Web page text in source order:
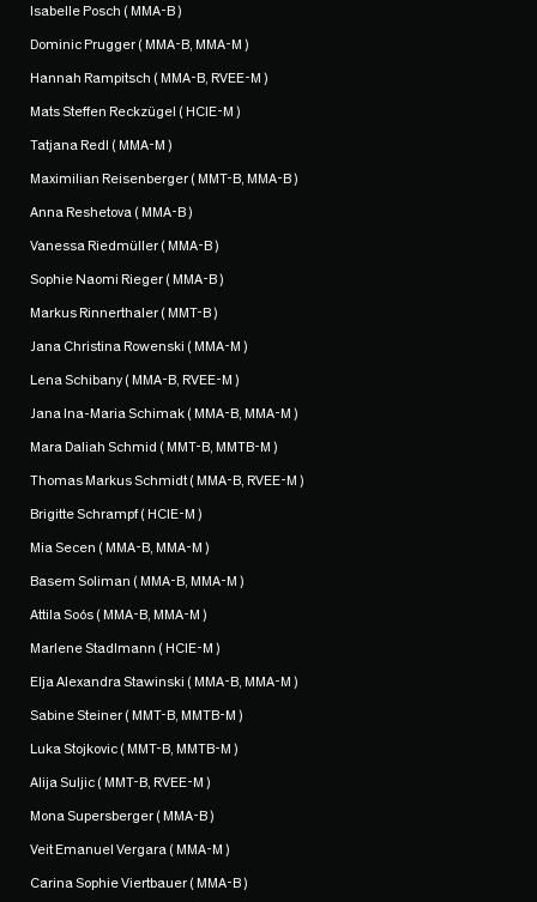
Isabelle Posch ( MMA-B )
Dominic Prugger ( MMA-B, MMA-M )
Hannah Rampitsch ( MMA-B, RVEE-M )
Mats Steffen Reckzügel ( HCIE-M )
Tatjana Redl ( MMA-M )
Maximilian Reisenberger ( MMT-B, MMA-B )
Anna Reshetova ( MMA-B )
Vanessa Riedmüller ( MMA-B )
Sophie Naomi Rieger ( MMA-B )
Markus Rinnerthaler ( MMT-B )
Jana Christina Rowenski ( MMA-M )
Lena Schibany ( MMA-B, RVEE-M )
Jana Ina-Maria Schimak ( MMA-B, MMA-M )
Mara Daliah Schmid ( MMT-B, MMTB-M )
Thomas Markus Schmidt ( MMA-B, RVEE-M )
Brigitte Schrampf ( HCIE-M )
Mia Secen ( MMA-B, MMA-M )
Basem Soliman ( MMA-B, MMA-M )
Attila Soós ( MMA-B, MMA-M )
Marlene Stadlmann ( HCIE-M )
Elja Alexandra Stawinski ( MMA-B, MMA-M )
Sabine Steiner ( MMT-B, MMTB-M )
Luka Stojkovic ( MMT-B, MMTB-M )
Alija Suljic ( MMT-B, RVEE-M )
Mona Supersberger ( MMA-B )
Veit Emanuel Vergara ( MMA-M )
Carina Sophie Viertbauer ( MMA-B )